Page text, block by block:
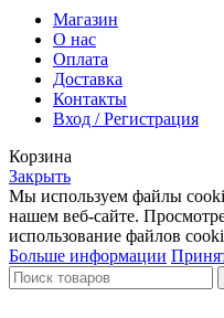
Магазин
О нас
Оплата
Доставка
Контакты
Вход / Регистрация
Корзина
Закрыть
Мы используем файлы
нашем веб-сайте.
использование файлов
Больше информации